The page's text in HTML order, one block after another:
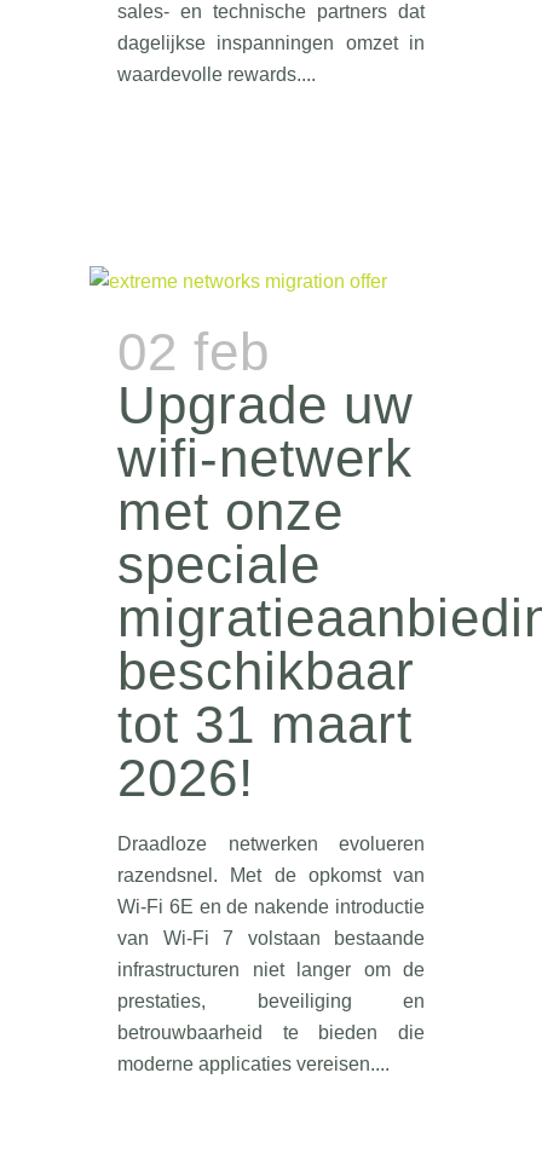
sales- en technische partners dat
dagelijkse inspanningen omzet in
waardevolle rewards....
02 feb
Upgrade uw
wifi-netwerk
met onze
speciale
beschikbaar
tot 31 maart
2026!
Draadloze netwerken evolueren
razendsnel. Met de opkomst van
Wi-Fi 6E en de nakende introductie
van Wi-Fi 7 volstaan bestaande
infrastructuren niet langer om de
prestaties, beveiliging en
betrouwbaarheid te bieden die
moderne applicaties vereisen....